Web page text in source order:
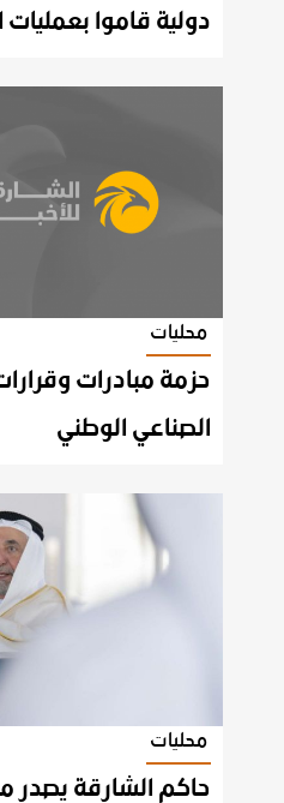
محليات
حزمة مبادرات
الصناعي الوطني
محليات
حاكم الشارقة يصدر